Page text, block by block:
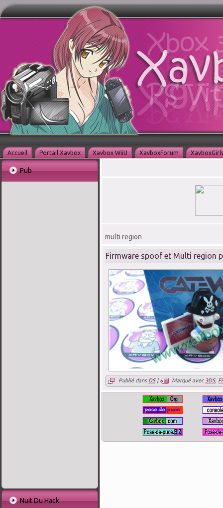
Accueil Portail Xavbox Xavbox WiiU XavboxForum XavboxGirls
Pub
Nuit Du Hack
multi region
Firmware spoof et Multi region
Publié dans DS| Marqué avec 3DS,